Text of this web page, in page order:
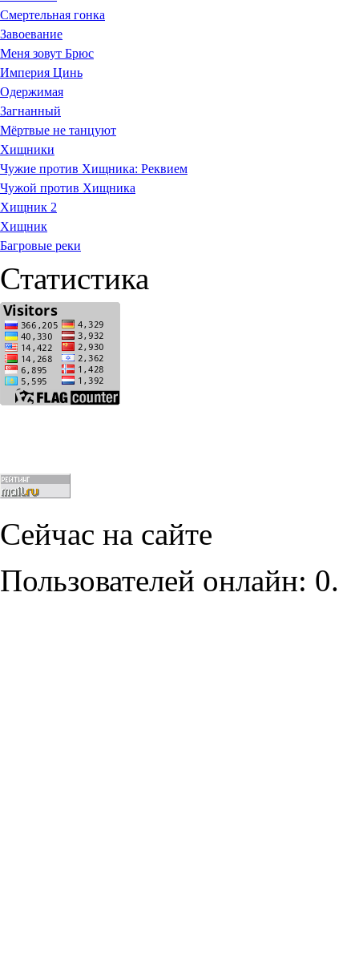
Смертельная гонка
Завоевание
Меня зовут Брюс
Империя Цинь
Одержимая
Загнанный
Мёртвые не танцуют
Хищники
Чужие против Хищника: Реквием
Чужой против Хищника
Хищник 2
Хищник
Багровые реки
Статистика
Сейчас на сайте
Пользователей онлайн: 0.